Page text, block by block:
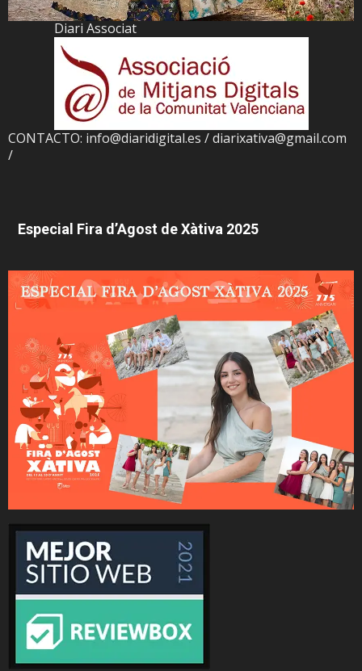
Diari Associat
CONTACTO: info@diaridigital.es / diarixativa@gmail.com
/
Especial Fira d’Agost de Xàtiva 2025